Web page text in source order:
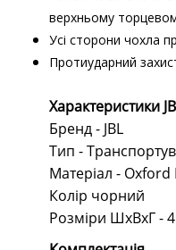
верхньому
Усі сторони чохла
Протиударний
Характеристики
Бренд - JBL
Тип -
Матеріал - Oxford
Колір чорний
Розміри ШхВхГ -